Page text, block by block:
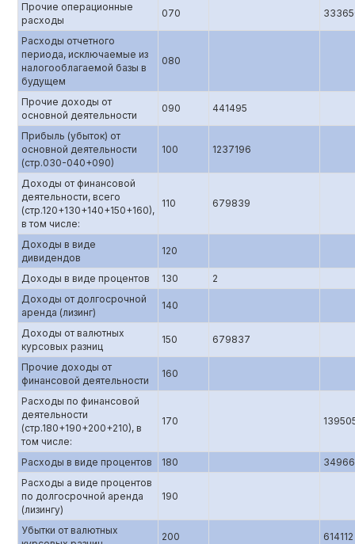
Прочие операционные
расходы
070
Расходы отчетного
периода, исключаемые из
налогооблагаемой базы в
будущем
080
Прочие доходы от
основной деятельности
090 441495
Прибыль (убыток) от
основной деятельности
(стр.0З0-040+090)
100 1237196
Доходы от финансовой
деятельности, всего
(стр.120+130+140+150+160),
в том числе:
110 679839
Доходы в виде
дивидендов
120
Доходы в виде процентов 130
2
Доходы от долгосрочной
аренда (лизинг)
140
Доходы от валютных
курсовых разниц
150 679837
Прочие доходы от
финансовой деятельности
160
Расходы по финансовой
деятельности
(стр.180+190+200+210), в
том числе:
170
Расходы в виде процентов 180
Расходы а виде процентов
по долгосрочной аренда
(лизингу)
190
Убытки от валютных
200 614112